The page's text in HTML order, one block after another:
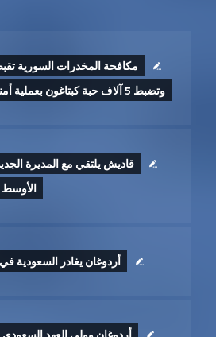
مكافحة المخدرات السورية
وتضبط 5 آلاف حبة كبتاغون بعملية أمنية في طرطوس
قاديش يلتقي مع المديرة
الأوسط
أردوغان يغادر السعودية